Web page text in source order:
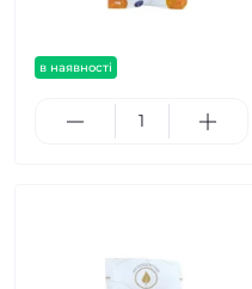
в наявності